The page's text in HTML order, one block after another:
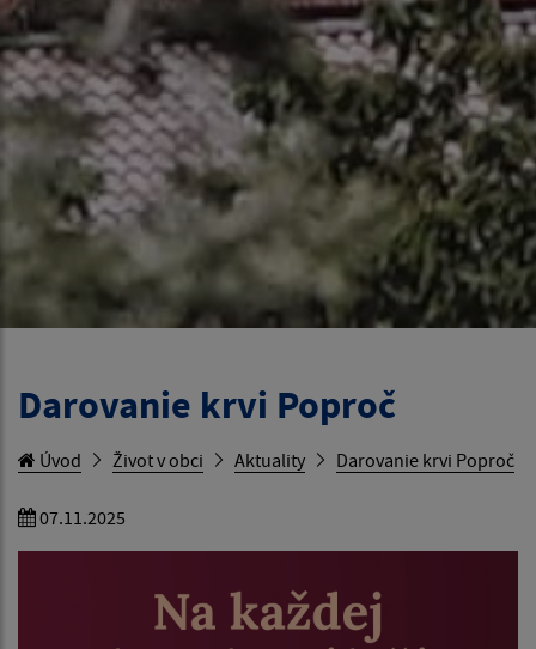
Darovanie krvi Poproč
Úvod Život v obci Aktuality Darovanie krvi Poproč
07.11.2025